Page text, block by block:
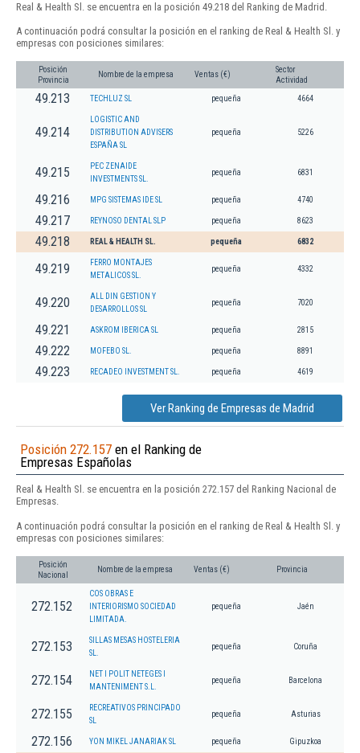
Real & Health Sl. se encuentra en la posición 49.218 del Ranking de Madrid.
A continuación podrá consultar la posición en el ranking de Real & Health Sl. y
empresas con posiciones similares:
Posición
Provincia
Nombre de la empresa Ventas (€)
Sector
Actividad
49.213 TECHLUZ SL pequeña 4664
49.214
LOGISTIC AND
DISTRIBUTION ADVISERS
ESPAÑA SL
pequeña 5226
49.215
PEC ZENAIDE
INVESTMENTS SL.
pequeña 6831
49.216 MPG SISTEMAS IDE SL pequeña 4740
49.217 REYNOSO DENTAL SLP pequeña 8623
49.218 REAL & HEALTH SL. pequeña 6832
49.219
FERRO MONTAJES
METALICOS SL.
pequeña 4332
49.220
ALL DIN GESTION Y
DESARROLLOS SL
pequeña 7020
49.221 ASKROM IBERICA SL pequeña 2815
49.222 MOFEBO SL. pequeña 8891
49.223 RECADEO INVESTMENT SL. pequeña 4619
Ver Ranking de Empresas de Madrid
Posición 272.157 en el Ranking de
Empresas Españolas
Real & Health Sl. se encuentra en la posición 272.157 del Ranking Nacional de
Empresas.
A continuación podrá consultar la posición en el ranking de Real & Health Sl. y
empresas con posiciones similares:
Posición
Nacional
Nombre de la empresa Ventas (€) Provincia
272.152
COS OBRAS E
INTERIORISMO SOCIEDAD
LIMITADA.
pequeña Jaén
272.153
SILLAS MESAS HOSTELERIA
SL.
pequeña Coruña
272.154
NET I POLIT NETEGES I
MANTENIMENT S.L.
pequeña Barcelona
272.155
RECREATIVOS PRINCIPADO
SL
pequeña Asturias
272.156 YON MIKEL JANARIAK SL pequeña Gipuzkoa